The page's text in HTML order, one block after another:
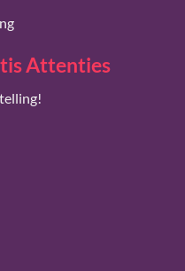
Attenties